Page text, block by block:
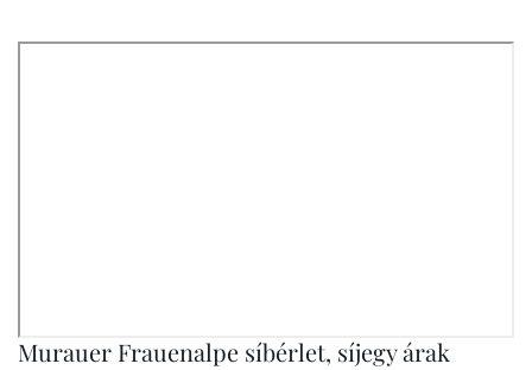
Murauer Frauenalpe síbérlet, síjegy árak